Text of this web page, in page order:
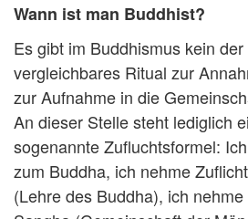
Wann ist man Buddhist?
Es gibt im Buddhismus kein
vergleichbares Ritual zur
zur Aufnahme in die
An dieser Stelle steht lediglich
sogenannte Zufluchtsformel:
zum Buddha, ich nehme
(Lehre des Buddha), ich